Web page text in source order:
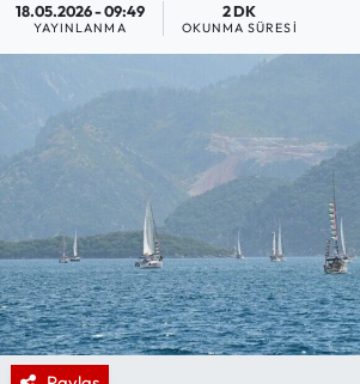
18.05.2026 - 09:49
YAYINLANMA
2 DK
OKUNMA SÜRESI